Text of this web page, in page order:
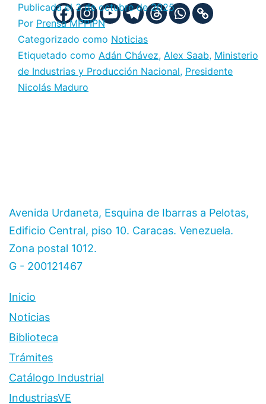
Publicada el 3 de octubre de 2025
Por Prensa MPPIPN
Categorizado como Noticias
Etiquetado como Adán Chávez, Alex Saab, Ministerio
de Industrias y Producción Nacional, Presidente
Nicolás Maduro
Avenida Urdaneta, Esquina de Ibarras a Pelotas,
Edificio Central, piso 10. Caracas. Venezuela.
Zona postal 1012.
G - 200121467
Inicio
Noticias
Biblioteca
Trámites
Catálogo Industrial
IndustriasVE